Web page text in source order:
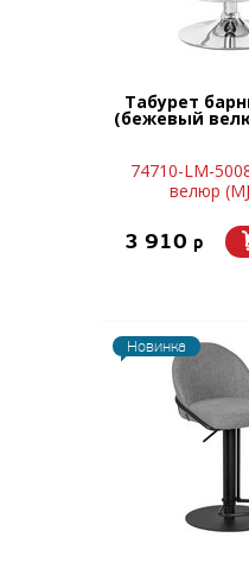
Табурет
(бежевый
74710-LM-
велюр
3 910 p
Новинка